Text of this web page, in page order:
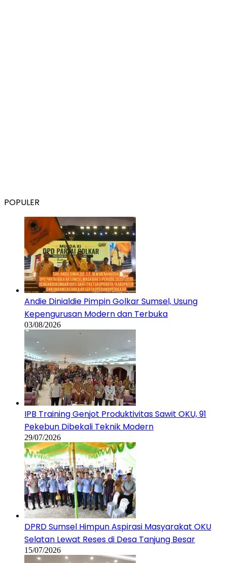
POPULER
Andie Dinialdie Pimpin Golkar Sumsel, Usung
Kepengurusan Modern dan Terbuka
03/08/2026
IPB Training Genjot Produktivitas Sawit OKU, 91
Pekebun Dibekali Teknik Modern
29/07/2026
DPRD Sumsel Himpun Aspirasi Masyarakat OKU
Selatan Lewat Reses di Desa Tanjung Besar
15/07/2026